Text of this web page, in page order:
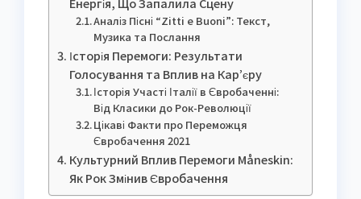
Аналіз Пісні “Zitti e Buoni”: Текст,
Музика та Послання
Історія Перемоги: Результати
Голосування та Вплив на Кар’єру
Історія Участі Італії в Євробаченні:
Від Класики до Рок-Революції
Цікаві Факти про Переможця
Євробачення 2021
Культурний Вплив Перемоги Måneskin:
Як Рок Змінив Євробачення